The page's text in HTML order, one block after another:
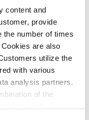
content and
provide
the number of times
are also
utilize the
with various
analysis partners.
of the
休)
inquiry.aspx
わせ）
トピックス一覧に戻る